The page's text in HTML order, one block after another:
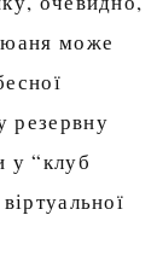
юаня може
резервну
у “клуб